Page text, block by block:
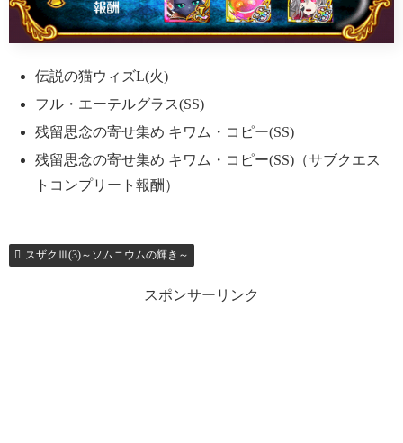
伝説の猫ウィズL(火)
フル・エーテルグラス(SS)
残留思念の寄せ集め キワム・コピー(SS)
残留思念の寄せ集め キワム・コピー(SS)（サブクエス
トコンプリート報酬）
スザクⅢ(3)～ソムニウムの輝き～
スポンサーリンク